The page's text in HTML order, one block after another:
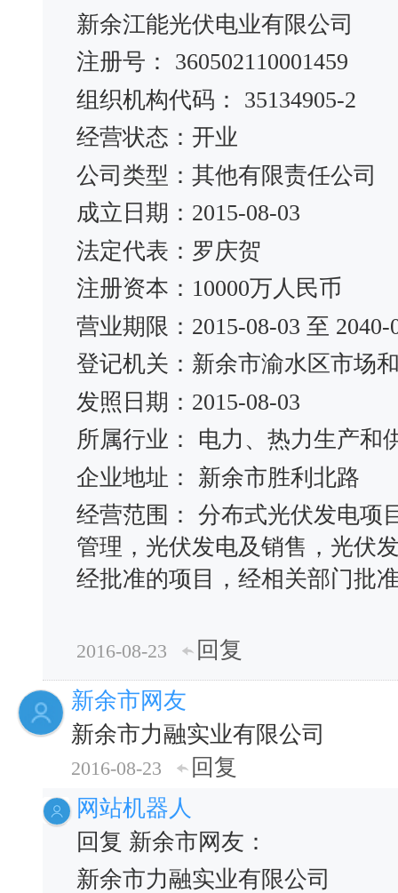
新余江能光伏电业有限公司
注册号： 360502110001459
组织机构代码： 35134905-2
经营状态：开业
公司类型：其他有限责任公司
成立日期：2015-08-03
法定代表：罗庆贺
注册资本：10000万人民币
营业期限：2015-08-03 至 2040-
登记机关：新余市渝水区市场
发照日期：2015-08-03
所属行业： 电力、热力生产和
企业地址： 新余市胜利北路
经营范围： 分布式光伏发电项
管理，光伏发电及销售，光伏
经批准的项目，经相关部门批
2016-08-23
回复
新余市网友
新余市力融实业有限公司
2016-08-23
回复
网站机器人
回复 新余市网友：
新余市力融实业有限公司